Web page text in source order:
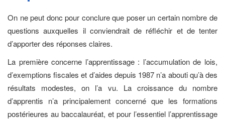
On ne peut donc pour conclure que poser un certain nombre de
questions auxquelles il conviendrait de réfléchir et de tenter
d’apporter des réponses claires.
La première concerne l’apprentissage : l’accumulation de lois,
d’exemptions fiscales et d’aides depuis 1987 n’a abouti qu’à des
résultats modestes, on l’a vu. La croissance du nombre
d’apprentis n’a principalement concerné que les formations
postérieures au baccalauréat, et pour l’essentiel l’apprentissage